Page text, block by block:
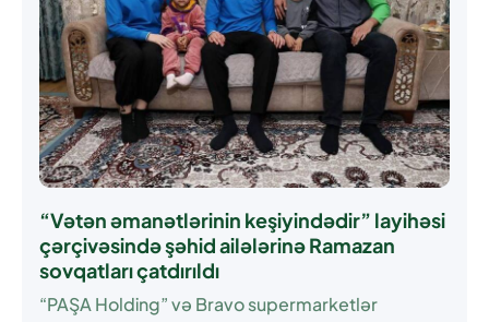
“Vətən əmanətlərinin keşiyindədir” layihəsi
çərçivəsində şəhid ailələrinə Ramazan
sovqatları çatdırıldı
“PAŞA Holding” və Bravo supermarketlər